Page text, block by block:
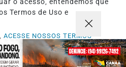
Eleições 2026
Canaã Gastronomia 2026
o acesso, entendemos que
Termos de Uso e
ACESSE NOSSOS TERMOS